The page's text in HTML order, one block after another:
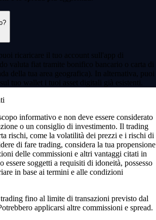
ricaricare il tuo account sull'app di
valuta fiat tramite bonifico bancario o carta di
della tua area geografica). In alternativa, puoi
tuo wallet i tuoi asset digitali già esistenti.
informativo e non deve essere considerato
o un consiglio di investimento. Il trading
rischi, come la volatilità dei prezzi e i rischi di
di fare trading, considera la tua propensione
delle commissioni e altri vantaggi citati in
essere soggetti a requisiti di idoneità, possesso
in base ai termini e alle condizioni
fino al limite di transazioni previsto dal
applicarsi altre commissioni e spread.